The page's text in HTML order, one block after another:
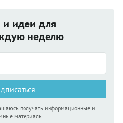
идеи для
неделю
получать информационные и
материалы